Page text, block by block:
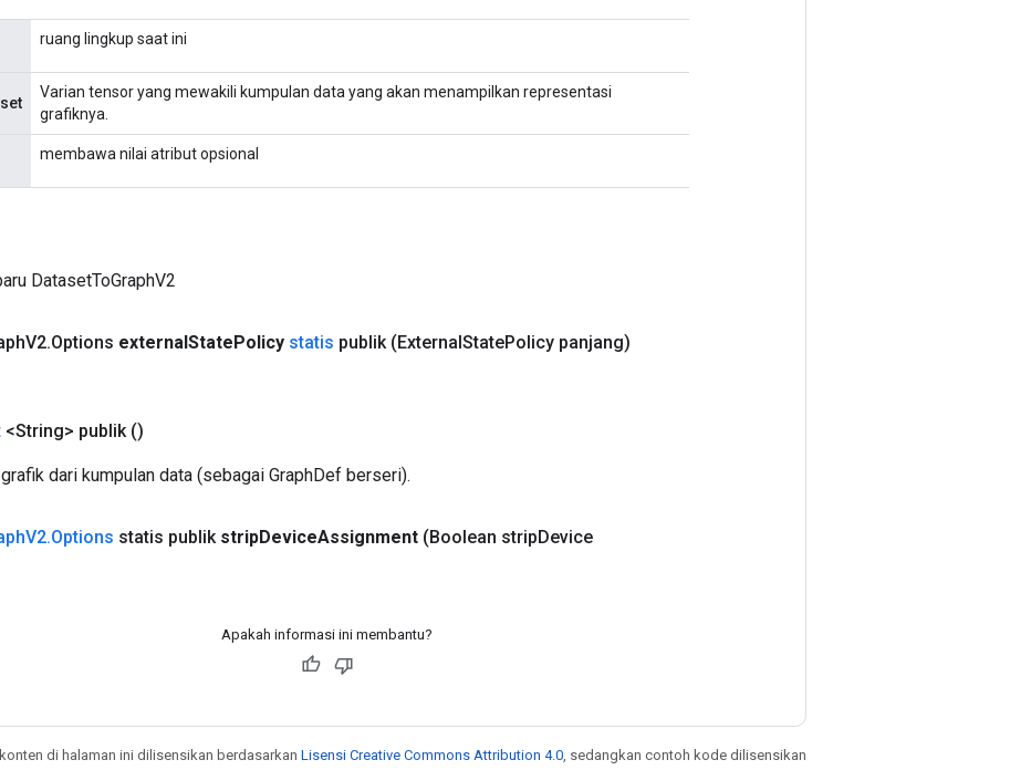
ruang lingkup saat ini
Varian tensor yang mewakili kumpulan data yang akan menampilkan representasi
grafiknya.
membawa nilai atribut opsional
DatasetToGraphV2
V2.Options externalStatePolicy statis publik (ExternalStatePolicy panjang)
<String> publik ()
dari kumpulan data (sebagai GraphDef berseri).
V2.Options statis publik stripDeviceAssignment (Boolean stripDevice
Apakah informasi ini membantu?
di halaman ini dilisensikan berdasarkan Lisensi Creative Commons Attribution 4.0 , sedangkan contoh kode dilisensikan